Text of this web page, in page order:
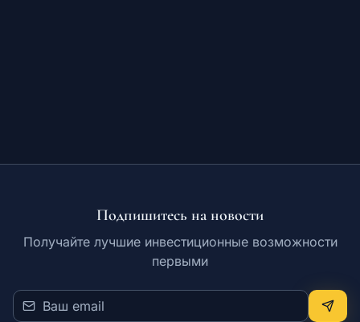
Подпишитесь на новости
Получайте лучшие инвестиционные возможности
первыми